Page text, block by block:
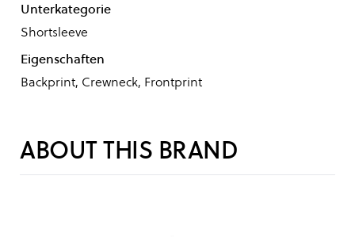
Unterkategorie
Shortsleeve
Eigenschaften
Backprint, Crewneck, Frontprint
ABOUT THIS BRAND